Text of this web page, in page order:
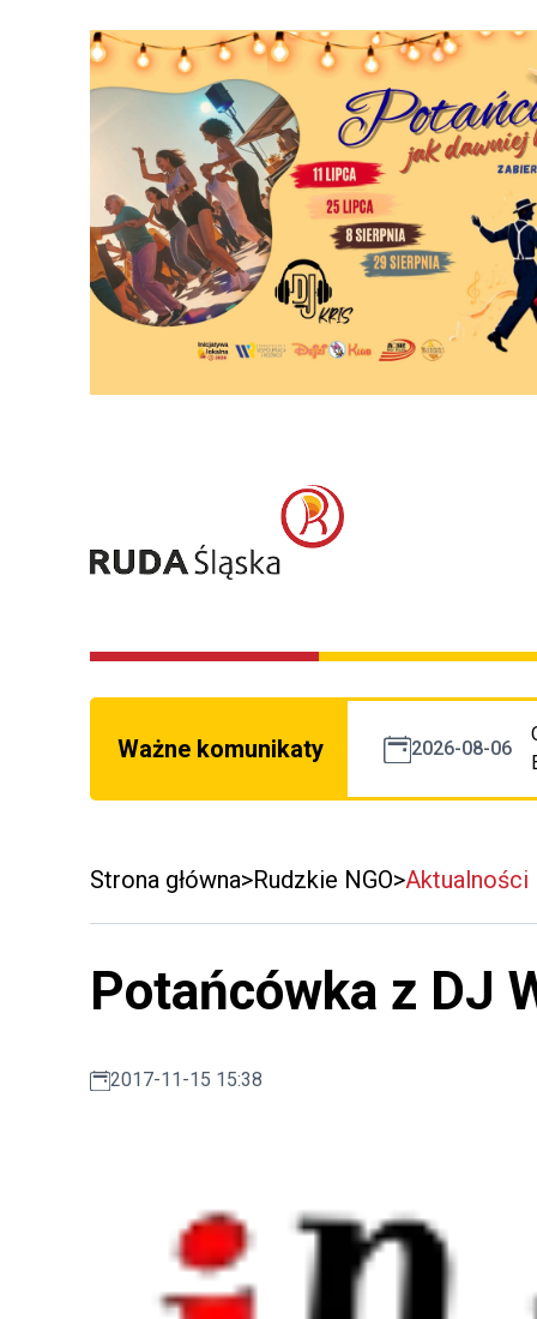
Ważne komunikaty 2026-08-06
Strona główna Rudzkie NGO Aktualności
Potańcówka z DJ
2017-11-15 15:38